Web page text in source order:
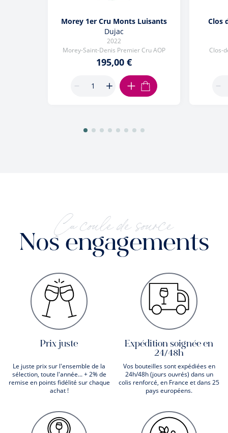
Morey 1er Cru Monts Luisants
Dujac
2022
Morey-Saint-Denis Premier Cru AOP
195,00 €
AJOUTER AU PANIER
Clos
Clos-
Ça coule de source
Nos engagements
Prix juste
Le juste prix sur l'ensemble de la
sélection, toute l'année... + 2% de
remise en points fidélité sur chaque
achat !
Expédition soignée en
24/48h
Vos bouteilles sont expédiées en
24h/48h (jours ouvrés) dans un
colis renforcé, en France et dans 25
pays européens.